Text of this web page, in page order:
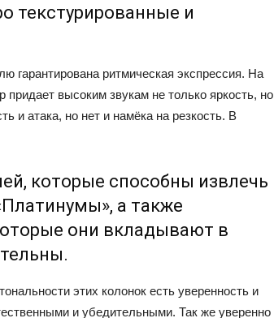
текстурированные и
гарантирована ритмическая экспрессия. На
высоким звукам не только яркость, но
и атака, но нет и намёка на резкость. В
которые способны извлечь
а также
они вкладывают в
этих колонок есть уверенность и
и убедительными. Так же уверенно